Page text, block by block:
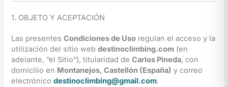
1. OBJETO Y ACEPTACIÓN
Las presentesCondiciones de Uso regulan el acceso y la
utilización del sitio webdestinoclimbing.com (en
adelante, “el Sitio”), titularidad deCarlos Pineda, con
domicilio en Montanejos, Castellón (España) y correo
electrónicodestinoclimbing@gmail.com.